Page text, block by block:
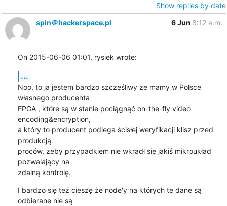
Show replies by date
spin＠hackerspace.pl
6 Jun 8:12 a.m.
On 2015-06-06 01:01, rysiek wrote:
...
Noo, to ja jestem bardzo szczęśliwy ze mamy w Polsce
własnego producenta
FPGA , które są w stanie pociągnąć on-the-fly video
encoding&encryption,
a który to producent podlega ścisłej weryfikacji klisz przed
produkcją
proców, żeby przypadkiem nie wkradł się jakiś mikroukład
pozwalający na
zdalną kontrolę.
I bardzo się też cieszę że node'y na których te dane są
odbierane nie są